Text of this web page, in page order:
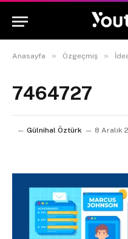
Anasayfa » Özgeçmiş »
7464727
Gülnihal Öztürk 8 Aralık